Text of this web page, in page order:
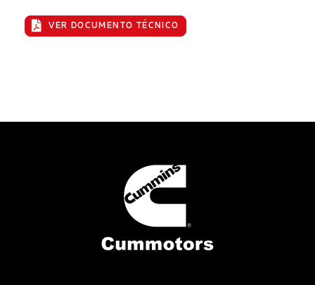
VER DOCUMENTO TÉCNICO